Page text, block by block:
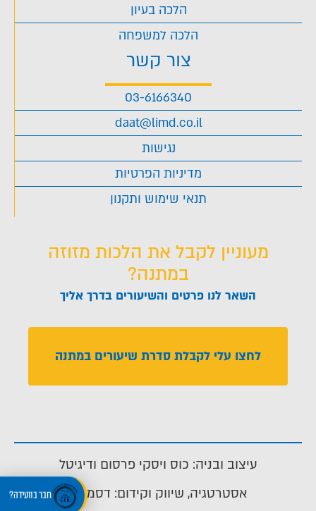
הלכה בעיון
הלכה למשפחה
צור קשר
03-6166340
daat@limd.co.il
נגישות
מדיניות הפרטיות
תנאי שימוש ותקנון
מעוניין לקבל את הלכות מזוזה
במתנה?
השאר לנו פרטים והשיעורים בדרך אליך
לחצו עלי לקבלת סדרת שיעורים במתנה
עיצוב ובניה: כוס ויסקי פרסום ודיגיטל
אסטרטגיה, שיווק וקידום: דסמנית
חבר בוועידה?